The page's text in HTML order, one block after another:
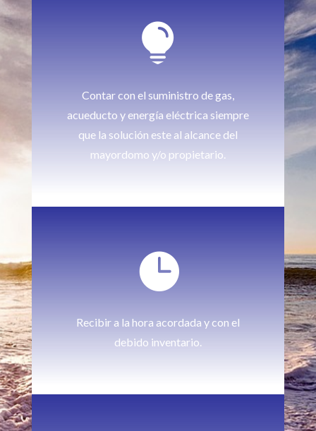

Contar con el suministro de gas,
acueducto y energía eléctrica siempre
que la solución este al alcance del
mayordomo y/o propietario.

Recibir a la hora acordada y con el
debido inventario.